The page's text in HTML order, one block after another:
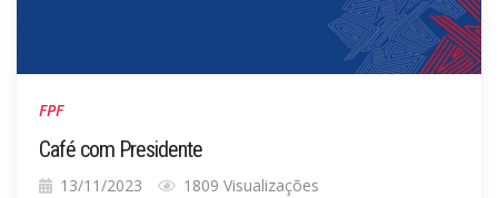
FPF
Café com Presidente
13/11/2023 1809 Visualizações